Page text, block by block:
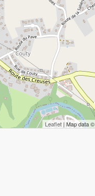
Leaflet | Map data ©